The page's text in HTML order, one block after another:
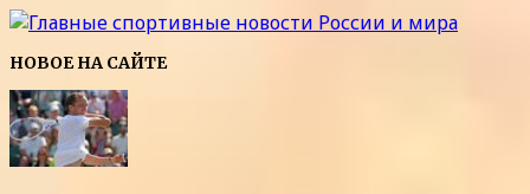
НОВОЕ НА САЙТЕ